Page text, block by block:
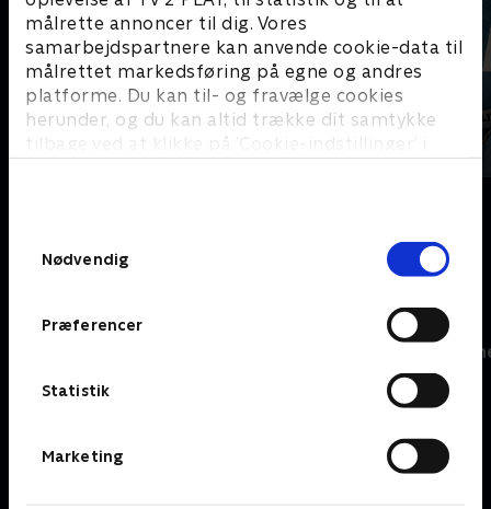
målrette annoncer til dig. Vores
samarbejdspartnere kan anvende cookie-data til
målrettet markedsføring på egne og andres
platforme. Du kan til- og fravælge cookies
herunder, og du kan altid trække dit samtykke
tilbage ved at klikke på ’Cookie-indstillinger’ i
Nødvendig
Præferencer
Statistik
Marketing
Krimisommer på Charlie